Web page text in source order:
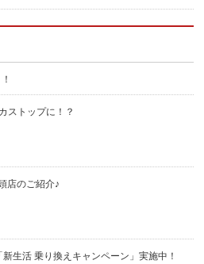
ストップに！？
店のご紹介♪
生活 乗り換えキャンペーン」実施中！